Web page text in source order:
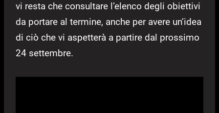
vi resta che consultare l’elenco degli obiettivi
da portare al termine, anche per avere un’idea
di ciò che vi aspetterà a partire dal prossimo
24 settembre.